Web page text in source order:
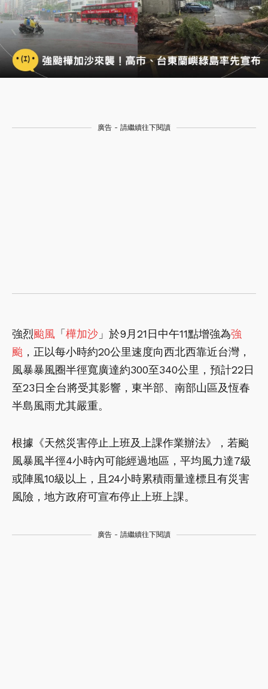
廣告 - 請繼續往下閱讀
強烈颱風 「 樺加沙 」於9月21日中午11點增強為強
颱 ，正以每小時約20公里速度向西北西靠近台灣，
風暴暴風圈半徑寬廣達約300至340公里，預計22日
至23日全台將受其影響，東半部、南部山區及恆春
半島風雨尤其嚴重。
根據《天然災害停止上班及上課作業辦法》，若颱
風暴風半徑4小時內可能經過地區，平均風力達7級
或陣風10級以上，且24小時累積雨量達標且有災害
風險，地方政府可宣布停止上班上課。
廣告 - 請繼續往下閱讀